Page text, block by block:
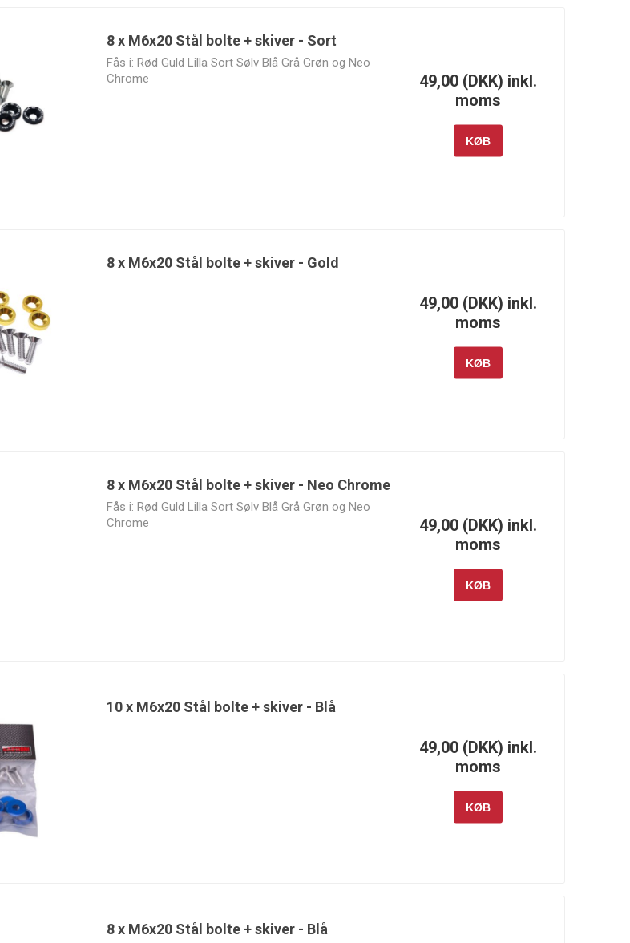
Performance
Quality
Suspensions
RaceQuip RM Motors
VEMS Wiseco
Xtreme
Clutch &
Xtreme
Outback
8 x M6x20 Stål bolte + skiver - Sort
Fås i: Rød Guld Lilla Sort Sølv Blå Grå Grøn og Neo
Chrome
49,00 (DKK) inkl.
moms
KØB
8 x M6x20 Stål bolte + skiver - Gold
49,00 (DKK) inkl.
moms
KØB
8 x M6x20 Stål bolte + skiver - Neo Chrome
Fås i: Rød Guld Lilla Sort Sølv Blå Grå Grøn og Neo
Chrome
49,00 (DKK) inkl.
moms
KØB
10 x M6x20 Stål bolte + skiver - Blå
49,00 (DKK) inkl.
moms
KØB
8 x M6x20 Stål bolte + skiver - Blå